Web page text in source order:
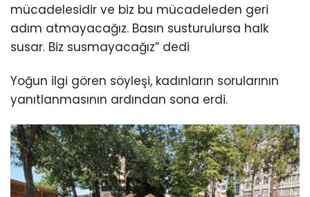
mücadelesidir ve biz bu mücadeleden geri
adım atmayacağız. Basın susturulursa halk
susar. Biz susmayacağız” dedi
Yoğun ilgi gören söyleşi, kadınların sorularının
yanıtlanmasının ardından sona erdi.